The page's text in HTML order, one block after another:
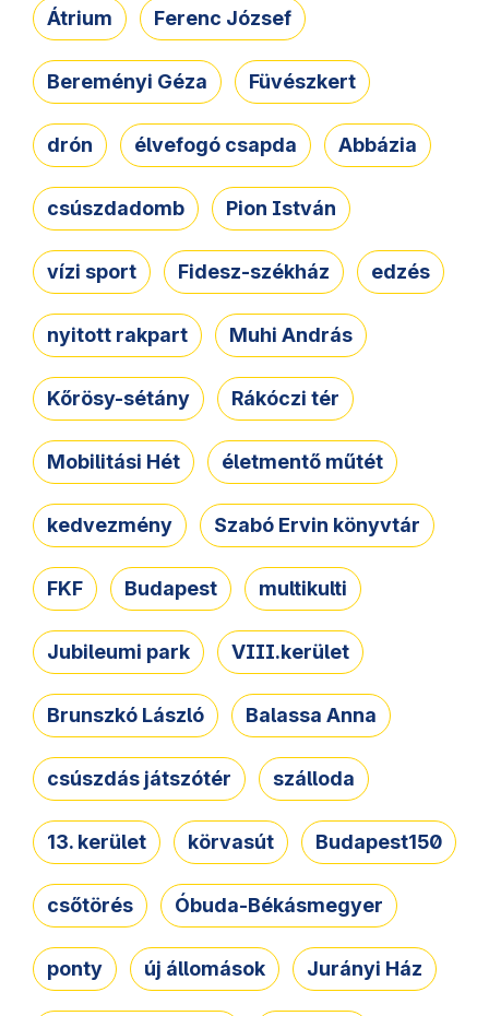
Átrium Ferenc József
Bereményi Géza Füvészkert
drón élvefogó csapda Abbázia
csúszdadomb Pion István
vízi sport Fidesz-székház edzés
nyitott rakpart Muhi András
Kőrösy-sétány Rákóczi tér
Mobilitási Hét életmentő műtét
kedvezmény Szabó Ervin könyvtár
FKF Budapest multikulti
Jubileumi park VIII.kerület
Brunszkó László Balassa Anna
csúszdás játszótér szálloda
13. kerület körvasút Budapest150
csőtörés Óbuda-Békásmegyer
ponty új állomások Jurányi Ház